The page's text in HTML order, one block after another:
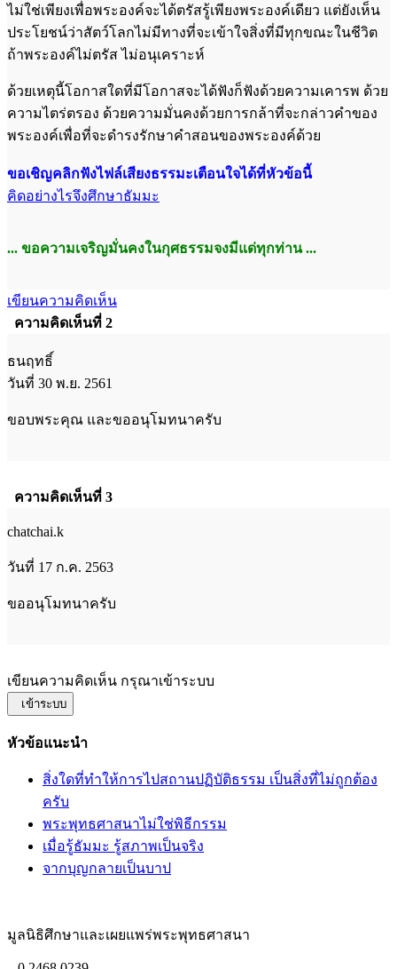
ไม่ใช่เพียงเพื่อพระองค์จะได้ตรัสรู้เพียงพระองค์เดียว แต่ยังเห็น
ประโยชน์ว่าสัตว์โลกไม่มีทางที่จะเข้าใจสิ่งที่มีทุกขณะในชีวิต
ถ้าพระองค์ไม่ตรัส ไม่อนุเคราะห์
ด้วยเหตุนี้โอกาสใดที่มีโอกาสจะได้ฟังก็ฟังด้วยความเคารพ ด้วย
ความไตร่ตรอง ด้วยความมั่นคงด้วยการกล้าที่จะกล่าวคำของ
พระองค์เพื่อที่จะดำรงรักษาคำสอนของพระองค์ด้วย
ขอเชิญคลิกฟังไฟล์เสียงธรรมะเตือนใจได้ที่หัวข้อนี้
คิดอย่างไรจึงศึกษาธัมมะ
... ขอความเจริญมั่นคงในกุศธรรมจงมีแด่ทุกท่าน ...
เขียนความคิดเห็น
ความคิดเห็นที่ 2
ธนฤทธิ์
วันที่ 30 พ.ย. 2561
ขอบพระคุณ และขออนุโมทนาครับ
ความคิดเห็นที่ 3
chatchai.k
วันที่ 17 ก.ค. 2563
ขออนุโมทนาครับ
เขียนความคิดเห็น กรุณาเข้าระบบ
เข้าระบบ
หัวข้อแนะนำ
สิ่งใดที่ทำให้การไปสถานปฏิบัติธรรม เป็นสิ่งที่ไม่ถูกต้อง
ครับ
พระพุทธศาสนาไม่ใช่พิธีกรรม
เมื่อรู้ธัมมะ รู้สภาพเป็นจริง
จากบุญกลายเป็นบาป
มูลนิธิศึกษาและเผยแพร่พระพุทธศาสนา